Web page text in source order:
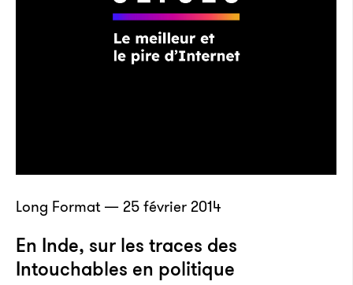
Long Format — 25 février 2014
En Inde, sur les traces des
Intouchables en politique